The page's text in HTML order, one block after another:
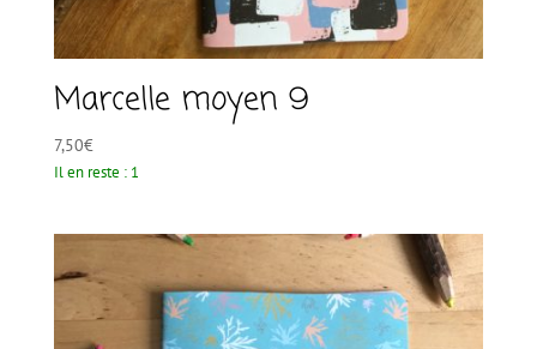
Marcelle moyen 9
7,50€
Il en reste : 1